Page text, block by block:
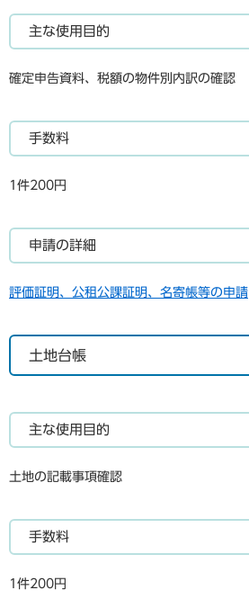
主な使用目的
確定申告資料、税額の物件別内訳の確認
手数料
1件200円
申請の詳細
評価証明、公租公課証明、名寄帳等の申請
土地台帳
主な使用目的
土地の記載事項確認
手数料
1件200円